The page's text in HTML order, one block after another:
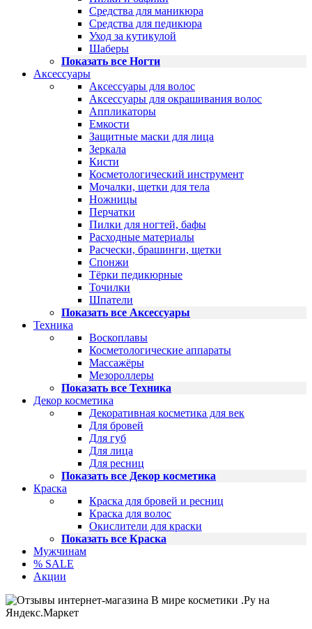
Средства для маникюра
Средства для педикюра
Уход за кутикулой
Шаберы
Показать все Ногти
Аксессуары
Аксессуары для волос
Аксессуары для окрашивания волос
Аппликаторы
Емкости
Защитные маски для лица
Зеркала
Кисти
Косметологический инструмент
Мочалки, щетки для тела
Ножницы
Перчатки
Пилки для ногтей, бафы
Расходные материалы
Расчески, брашинги, щетки
Спонжи
Тёрки педикюрные
Точилки
Шпатели
Показать все Аксессуары
Техника
Воскоплавы
Косметологические аппараты
Массажёры
Мезороллеры
Показать все Техника
Декор косметика
Декоративная косметика для век
Для бровей
Для губ
Для лица
Для ресниц
Показать все Декор косметика
Краска
Краска для бровей и ресниц
Краска для волос
Окислители для краски
Показать все Краска
Мужчинам
% SALE
Акции